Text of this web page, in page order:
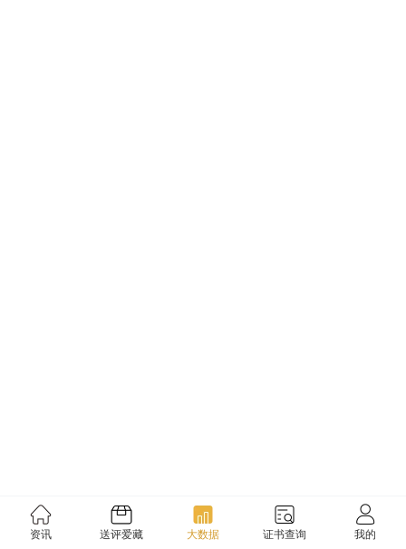
资讯 送评爱藏 大数据 证书查询 我的